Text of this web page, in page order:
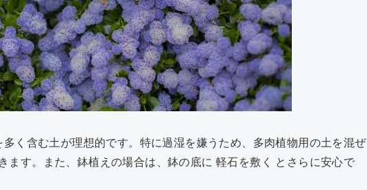
く含む土が理想的です。特に過湿を嫌うため、多肉植物用の土を混ぜ
ます。また、鉢植えの場合は、鉢の底に 軽石を敷く とさらに安心で